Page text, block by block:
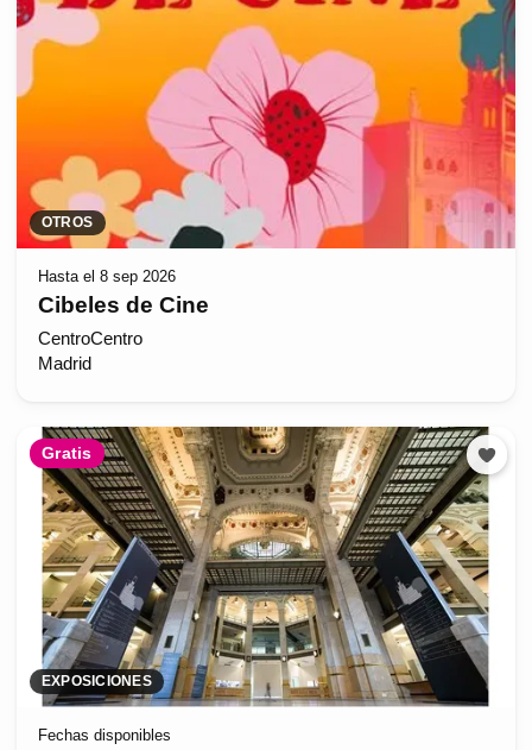
OTROS
Hasta el 8 sep 2026
Cibeles de Cine
CentroCentro
Madrid
Gratis
EXPOSICIONES
Fechas disponibles